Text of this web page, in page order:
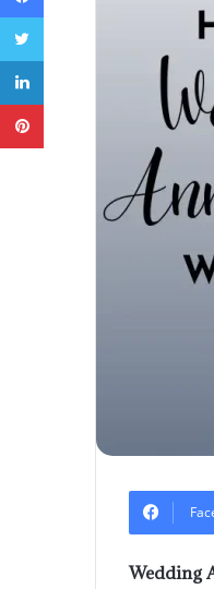
Wedding
Twitter
LinkedIn
Pinterest